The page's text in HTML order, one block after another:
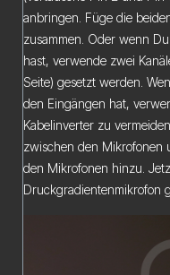
anbringen. Füge die
zusammen. Oder wenn
hast, verwende zwei
Seite) gesetzt werden.
den Eingängen hat,
Kabelinverter zu
zwischen den Mikrofonen
den Mikrofonen hinzu.
Druckgradientenmikrofon